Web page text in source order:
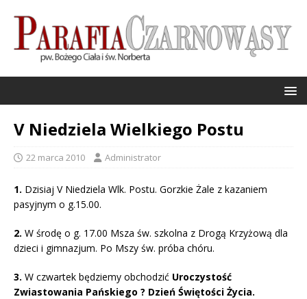
V Niedziela Wielkiego Postu
22 marca 2010 Administrator
1. Dzisiaj V Niedziela Wlk. Postu. Gorzkie Żale z kazaniem
pasyjnym o g.15.00.
2. W środę o g. 17.00 Msza św. szkolna z Drogą Krzyżową dla
dzieci i gimnazjum. Po Mszy św. próba chóru.
3. W czwartek będziemy obchodzić Uroczystość
Zwiastowania Pańskiego ? Dzień Świętości Życia.